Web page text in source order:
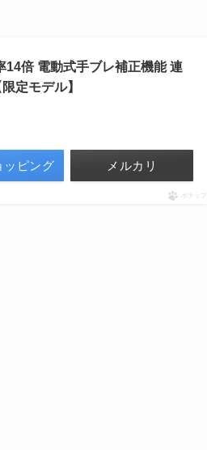
倍 電動式手ブレ補正機能 連
定モデル】
ッピング メルカリ
ポチップ